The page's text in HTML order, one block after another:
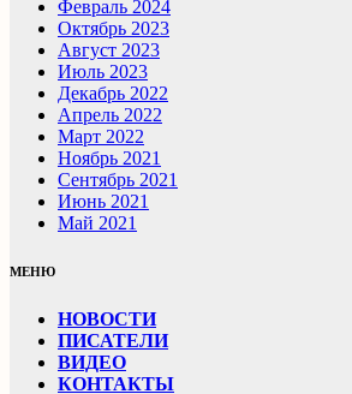
Февраль 2024
Октябрь 2023
Август 2023
Июль 2023
Декабрь 2022
Апрель 2022
Март 2022
Ноябрь 2021
Сентябрь 2021
Июнь 2021
Май 2021
МЕНЮ
НОВОСТИ
ПИСАТЕЛИ
ВИДЕО
КОНТАКТЫ